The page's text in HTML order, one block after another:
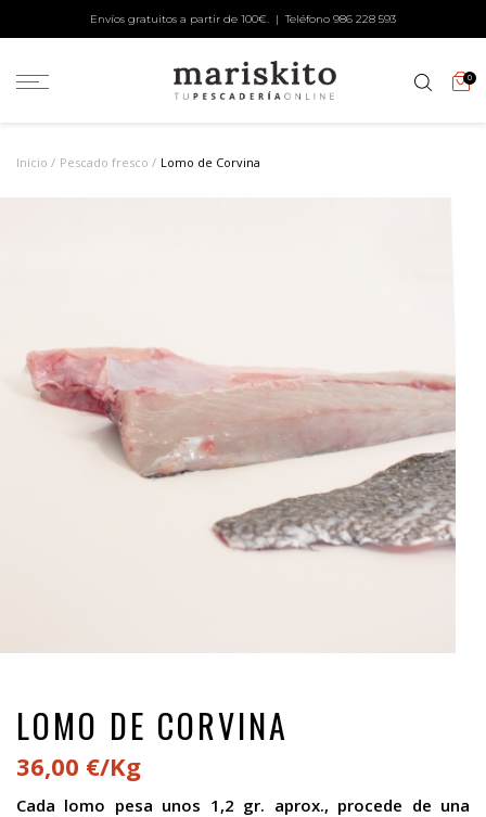
Envíos gratuitos a partir de 100€. | Teléfono 986 228 593
0
Inicio Pescado fresco Lomo de Corvina
LOMO DE CORVINA
36,00 €/Kg
Cada lomo pesa unos 1,2 gr. aprox., procede de una